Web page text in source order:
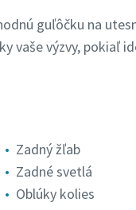
guľôčku na
vaše výzvy, pokiaľ
Zadný žľab
Zadné svetlá
Oblúky kolies